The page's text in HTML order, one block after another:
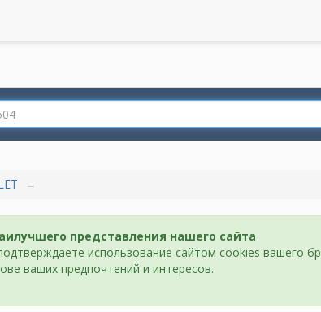
представления нашего сайта
использование сайтом cookies вашего
ваших предпочтений и интересов.